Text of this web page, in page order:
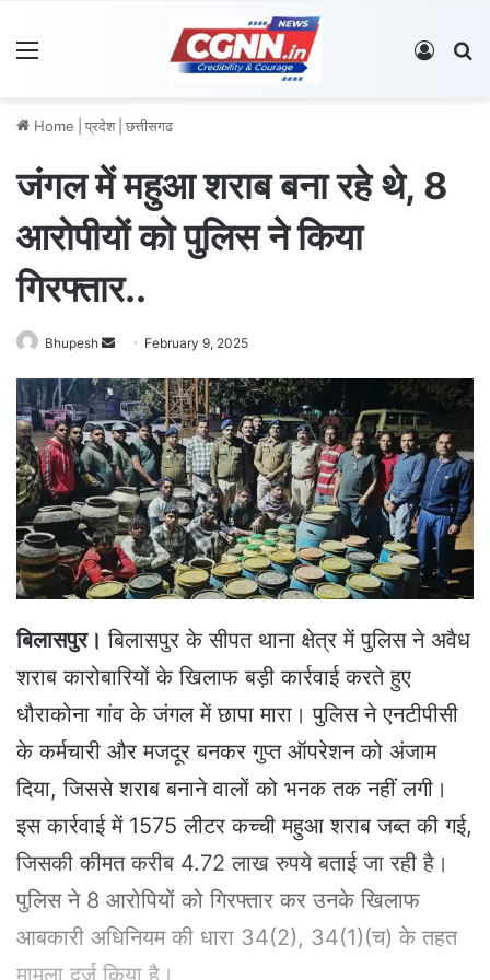
Log In
Home प्रदेश छत्तीसगढ
जंगल में महुआ शराब बना रहे थे, 8
आरोपीयों को पुलिस ने किया
गिरफ्तार..
Bhupesh
n
d
a
n
e
m
a
i
February 9, 2025
बिलासपुर। बिलासपुर के सीपत थाना क्षेत्र में पुलिस ने अवैध
शराब कारोबारियों के खिलाफ बड़ी कार्रवाई करते हुए
धौराकोना गांव के जंगल में छापा मारा। पुलिस ने एनटीपीसी
के कर्मचारी और मजदूर बनकर गुप्त ऑपरेशन को अंजाम
दिया, जिससे शराब बनाने वालों को भनक तक नहीं लगी।
इस कार्रवाई में 1575 लीटर कच्ची महुआ शराब जब्त की गई,
जिसकी कीमत करीब 4.72 लाख रुपये बताई जा रही है।
पुलिस ने 8 आरोपियों को गिरफ्तार कर उनके खिलाफ
आबकारी अधिनियम की धारा 34(2), 34(1)(च) के तहत
मामला दर्ज किया है।